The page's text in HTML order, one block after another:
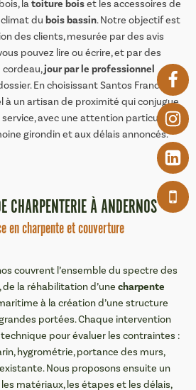
latoiture boiset les accessoires de
du bois bassin. Notre objectif est
des clients, mesurée par des avis
pouvez lire ou écrire, et par des
cordeau,jour par le professionnel
En choisissant Santos Franco et
à un artisan de proximité qui conjugue
avec une attention particulière
girondin et aux délais annoncés.
CHARPENTERIE À ANDERNOS
en charpente et couverture
couvrent l’ensemble du spectre des
, de la réhabilitation d’unecharpente
à la création d’une structure
portées. Chaque intervention
pour évaluer les contraintes :
hygrométrie, portance des murs,
Nous proposons ensuite un
matériaux, les étapes et les délais,